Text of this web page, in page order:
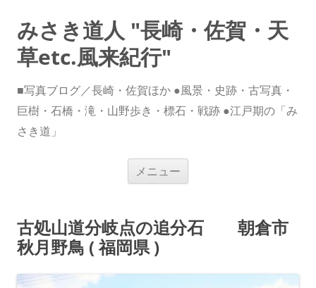
みさき道人 "長崎・佐賀・天
草etc.風来紀行"
■写真ブログ／長崎・佐賀ほか ●風景・史跡・古写真・
巨樹・石橋・滝・山野歩き・標石・戦跡 ●江戸期の「み
さき道」
メニュー
ス
キ
古処山道分岐点の追分石 朝倉市
秋月野鳥 ( 福岡県 )